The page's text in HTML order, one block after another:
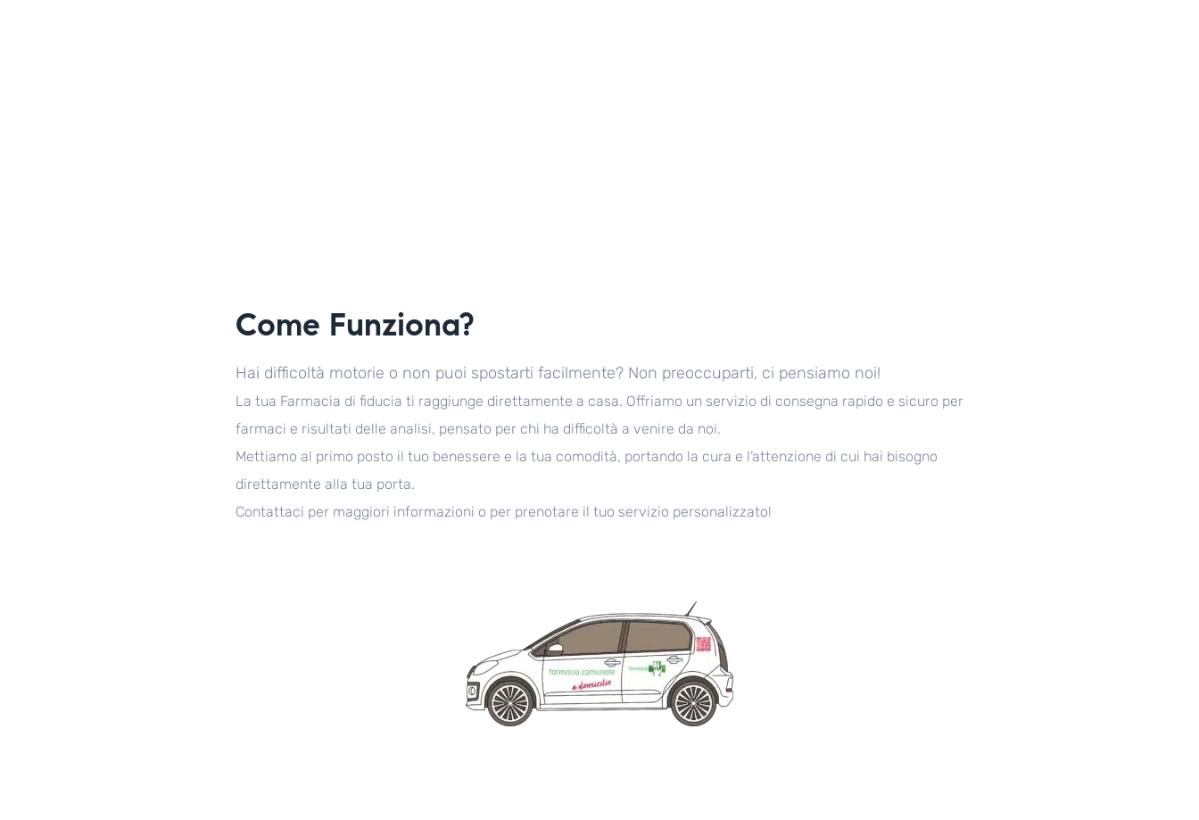
Come Funziona?
Hai difficoltà motorie o non puoi spostarti facilmente? Non preoccuparti, ci pensiamo noi!
La tua Farmacia di fiducia ti raggiunge direttamente a casa. Offriamo un servizio di consegna rapido e sicuro per
farmaci e risultati delle analisi, pensato per chi ha difficoltà a venire da noi.
Mettiamo al primo posto il tuo benessere e la tua comodità, portando la cura e l’attenzione di cui hai bisogno
direttamente alla tua porta.
Contattaci per maggiori informazioni o per prenotare il tuo servizio personalizzato!